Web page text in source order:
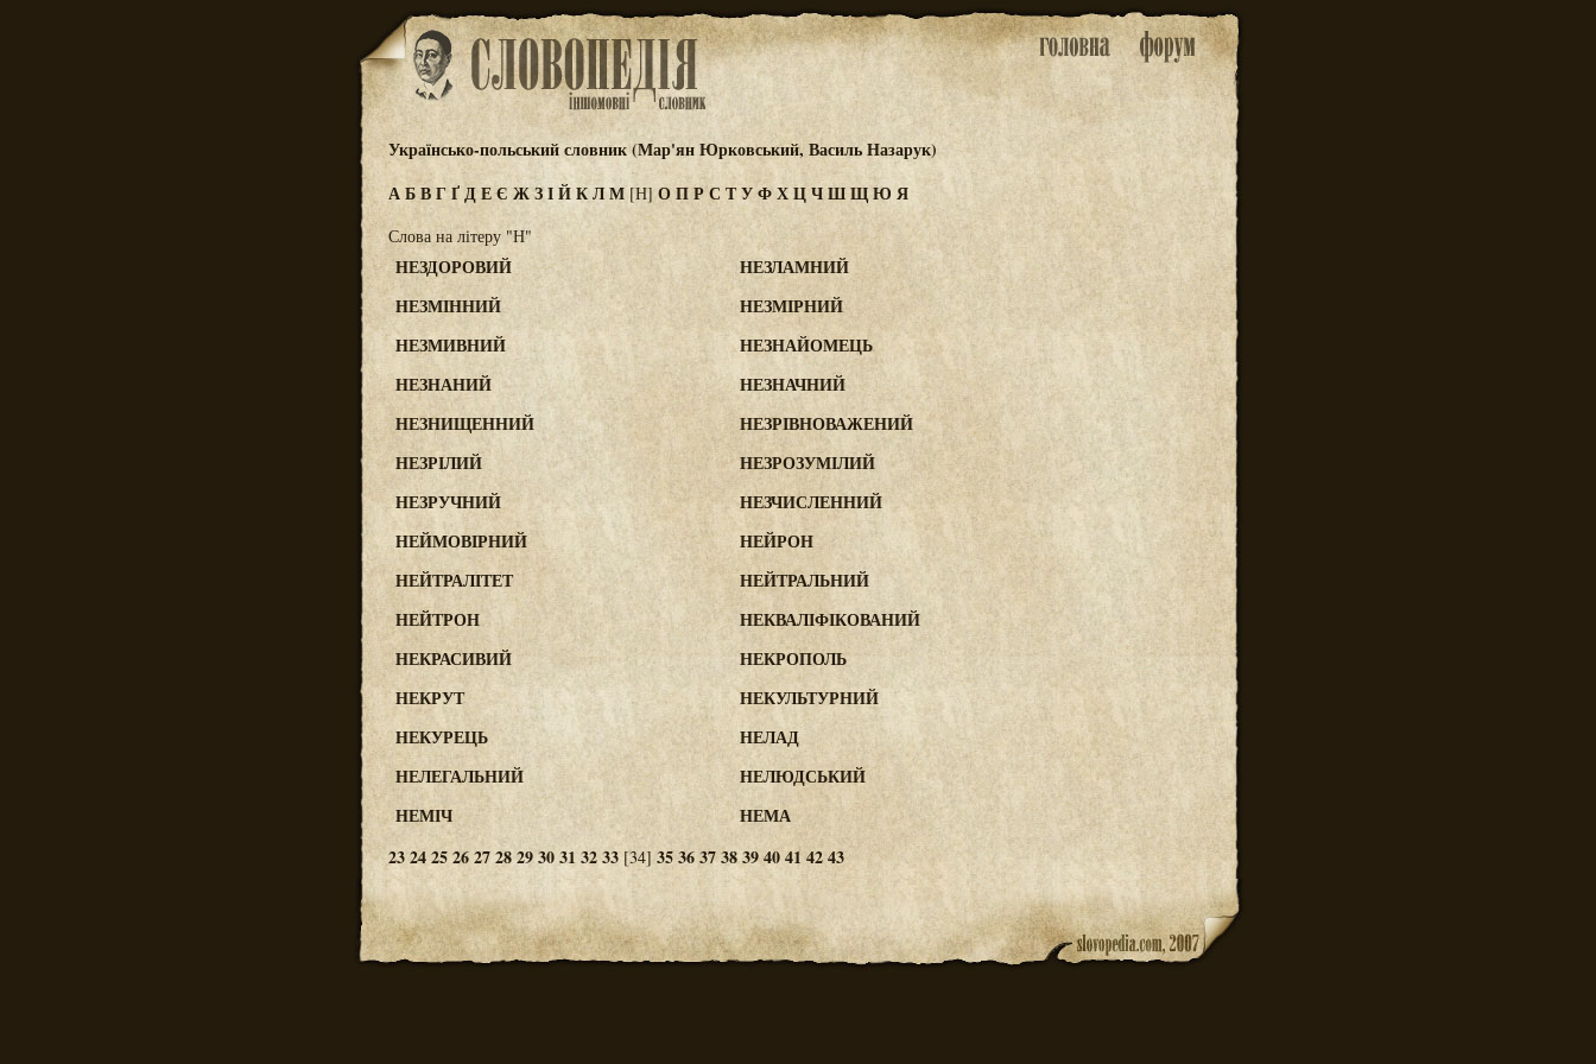
Українсько-польський словник (Мар'ян Юрковський, Василь Назарук)
АБВГҐДЕЄ ЖЗІЙКЛМ [Н] ОПРС ТУФХЦЧШЩЮ Я
Слова на літеру "Н"
НЕЗДОРОВИЙ
НЕЗЛАМНИЙ
НЕЗМІННИЙ
НЕЗМІРНИЙ
НЕЗМИВНИЙ
НЕЗНАЙОМЕЦЬ
НЕЗНАНИЙ
НЕЗНАЧНИЙ
НЕЗНИЩЕННИЙ
НЕЗРІВНОВАЖЕНИЙ
НЕЗРІЛИЙ
НЕЗРОЗУМІЛИЙ
НЕЗРУЧНИЙ
НЕЗЧИСЛЕННИЙ
НЕЙМОВІРНИЙ
НЕЙРОН
НЕЙТРАЛІТЕТ
НЕЙТРАЛЬНИЙ
НЕЙТРОН
НЕКВАЛІФІКОВАНИЙ
НЕКРАСИВИЙ
НЕКРОПОЛЬ
НЕКРУТ
НЕКУЛЬТУРНИЙ
НЕКУРЕЦЬ
НЕЛАД
НЕЛЕГАЛЬНИЙ
НЕЛЮДСЬКИЙ
НЕМІЧ
НЕМА
2324252627282930313233 [34] 35363738394041 4243